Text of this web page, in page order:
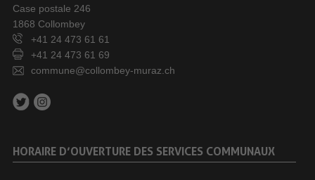
Case postale 246
1868 Collombey
+41 24 473 61 61
+41 24 473 61 69
commune@collombey-muraz.ch
HORAIRE D’OUVERTURE DES SERVICES COMMUNAUX